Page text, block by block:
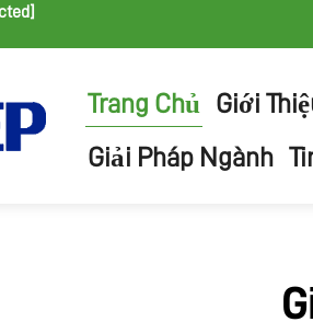
Trang Chủ Giới
Giải Pháp Ngành